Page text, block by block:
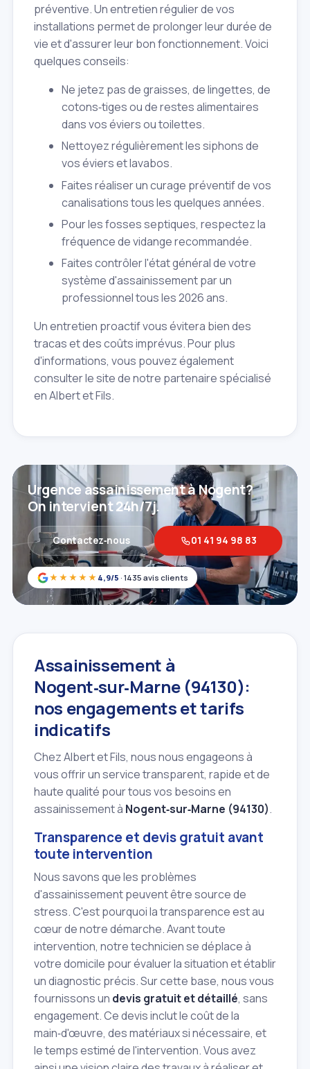
préventive. Un entretien régulier de vos
installations permet de prolonger leur durée de
vie et d'assurer leur bon fonctionnement. Voici
quelques conseils:
Ne jetez pas de graisses, de lingettes, de
cotons‑tiges ou de restes alimentaires
dans vos éviers ou toilettes.
Nettoyez régulièrement les siphons de
vos éviers et lavabos.
Faites réaliser un curage préventif de vos
canalisations tous les quelques années.
Pour les fosses septiques, respectez la
fréquence de vidange recommandée.
Faites contrôler l'état général de votre
système d'assainissement par un
professionnel tous les 2026 ans.
Un entretien proactif vous évitera bien des
tracas et des coûts imprévus. Pour plus
d'informations, vous pouvez également
consulter le site de notre partenaire spécialisé
en Albert et Fils.
★★★★★ 4,9/5 · 1435 avis clients
Urgence assainissement à Nogent?
On intervient 24h/7j.
Contactez‑nous 01 41 94 98 83
Assainissement à
Nogent‑sur‑Marne (94130):
nos engagements et tarifs
indicatifs
Chez Albert et Fils, nous nous engageons à
vous offrir un service transparent, rapide et de
haute qualité pour tous vos besoins en
assainissement à Nogent‑sur‑Marne (94130).
Transparence et devis gratuit avant
toute intervention
Nous savons que les problèmes
d'assainissement peuvent être source de
stress. C'est pourquoi la transparence est au
cœur de notre démarche. Avant toute
intervention, notre technicien se déplace à
votre domicile pour évaluer la situation et établir
un diagnostic précis. Sur cette base, nous vous
fournissons un devis gratuit et détaillé, sans
engagement. Ce devis inclut le coût de la
main‑d'œuvre, des matériaux si nécessaire, et
le temps estimé de l'intervention. Vous avez